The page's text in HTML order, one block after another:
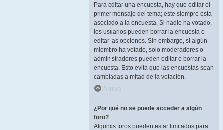
Para editar una encuesta, hay que editar el
primer mensaje del tema; este siempre esta
asociado a la encuesta. Si nadie ha votado,
los usuarios pueden borrar la encuesta o
editar las opciones. Sin embargo, si algún
miembro ha votado, solo moderadores o
administradores pueden editar o borrar la
encuesta. Esto evita que las encuestas sean
cambiadas a mitad de la votación.
Arriba
¿Por qué no se puede acceder a algún
foro?
Algunos foros pueden estar limitados para